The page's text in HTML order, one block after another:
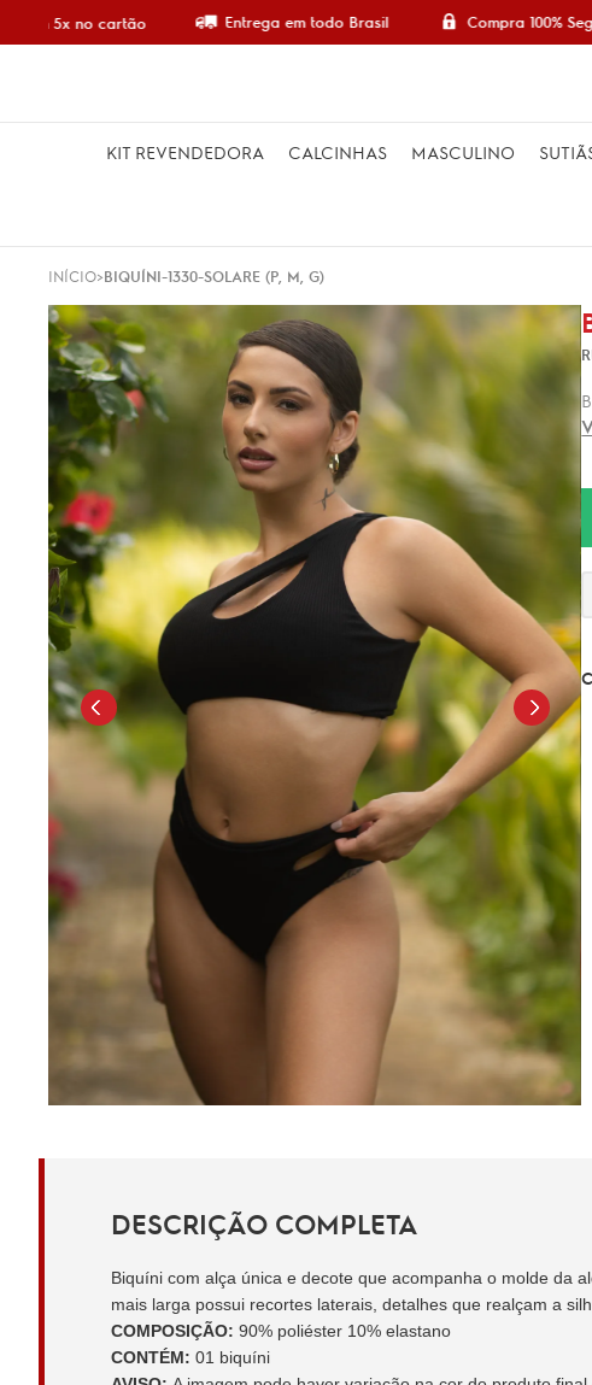
em 5x no cartão Entrega em todo Brasil Compra 100%
KIT REVENDEDORA CALCINHAS MASCULINO
INÍCIO BIQUÍNI-1330-SOLARE (P, M, G)
DESCRIÇÃO COMPLETA
Biquíni com alça única e decote que acompanha o molde da
mais larga possui recortes laterais, detalhes que realçam a
COMPOSIÇÃO: 90% poliéster 10% elastano
CONTÉM: 01 biquíni